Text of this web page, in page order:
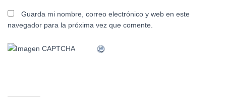
Guarda mi nombre, correo electrónico y web en este
navegador para la próxima vez que comente.